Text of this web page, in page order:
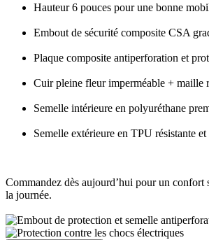
Hauteur 6 pouces pour une bonne
Embout de sécurité composite CSA
Plaque composite antiperforation et
Cuir pleine fleur imperméable + maille
Semelle intérieure en polyuréthane
Semelle extérieure en TPU résistante
Commandez dès aujourd’hui pour un confort
la journée.